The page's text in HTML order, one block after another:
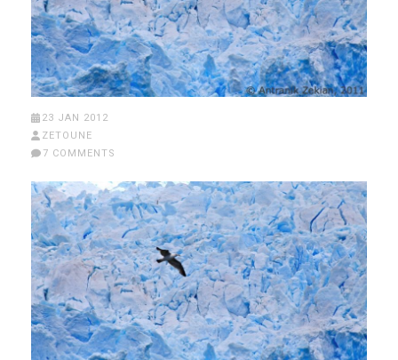
23 JAN 2012
ZETOUNE
7 COMMENTS